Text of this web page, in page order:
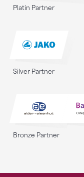
Platin Partner
Silver Partner
Bronze Partner